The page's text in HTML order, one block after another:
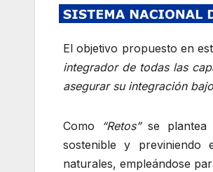
El objetivo propuesto en
integrador de todas las
asegurar su integración
Como “Retos”se plantea
sostenible y previniendo
naturales, empleándose